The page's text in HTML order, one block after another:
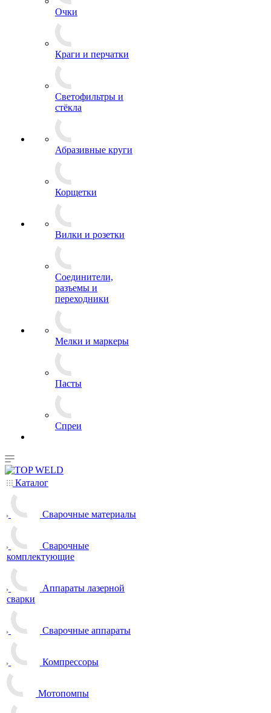
Очки
Краги и перчатки
Светофильтры и
стёкла
Абразивные круги
Корщетки
Вилки и розетки
Соединители,
разъемы и
переходники
Мелки и маркеры
Пасты
Спреи
Каталог
Сварочные материалы
Сварочные
комплектующие
Аппараты лазерной
сварки
Сварочные аппараты
Компрессоры
Мотопомпы